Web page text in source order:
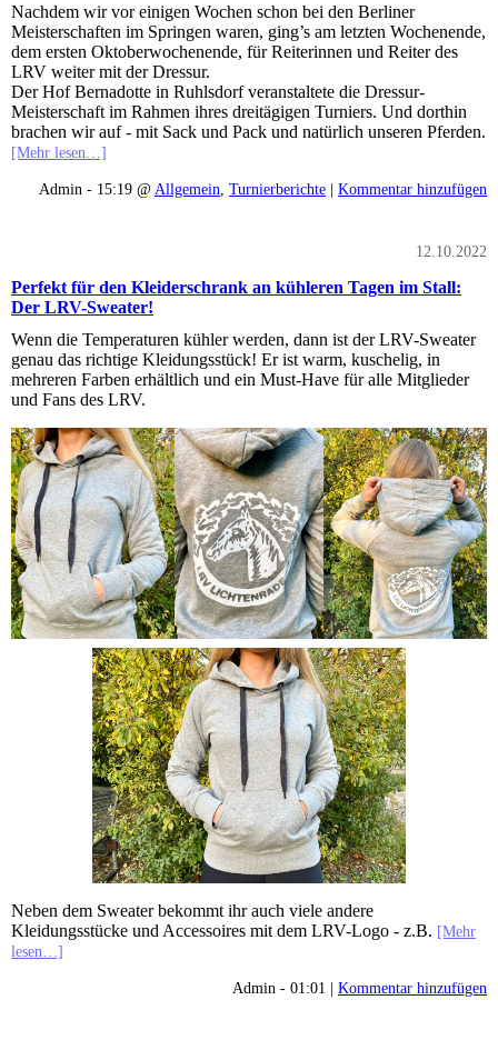
Nachdem wir vor einigen Wochen schon bei den Berliner
Meisterschaften im Springen waren, ging’s am letzten Wochenende,
dem ersten Oktoberwochenende, für Reiterinnen und Reiter des
LRV weiter mit der Dressur.
Der Hof Bernadotte in Ruhlsdorf veranstaltete die Dressur-
Meisterschaft im Rahmen ihres dreitägigen Turniers. Und dorthin
brachen wir auf - mit Sack und Pack und natürlich unseren Pferden.
[Mehr lesen…]
Admin - 15:19 @ Allgemein Turnierberichte | Kommentar hinzufügen
12.10.2022
Perfekt für den Kleiderschrank an kühleren Tagen im Stall:
Der LRV-Sweater!
Wenn die Temperaturen kühler werden, dann ist der LRV-Sweater
genau das richtige Kleidungsstück! Er ist warm, kuschelig, in
mehreren Farben erhältlich und ein Must-Have für alle Mitglieder
und Fans des LRV.
Neben dem Sweater bekommt ihr auch viele andere
Kleidungsstücke und Accessoires mit dem LRV-Logo - z.B. [Mehr
lesen…]
Admin - 01:01 | Kommentar hinzufügen